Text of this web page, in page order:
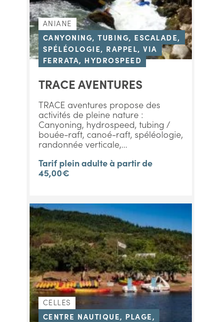
ANIANE
CANYONING, TUBING, ESCALADE,
SPÉLÉOLOGIE, RAPPEL, VIA
FERRATA, HYDROSPEED
TRACE AVENTURES
TRACE aventures propose des
activités de pleine nature :
Canyoning, hydrospeed, tubing /
bouée-raft, canoé-raft, spéléologie,
randonnée verticale,...
Tarif plein adulte à partir de
45,00€
CELLES
CENTRE NAUTIQUE, PLAGE,